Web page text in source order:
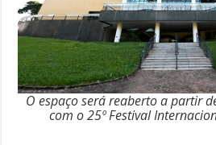
O espaço será reaberto a partir
com o 25º Festival